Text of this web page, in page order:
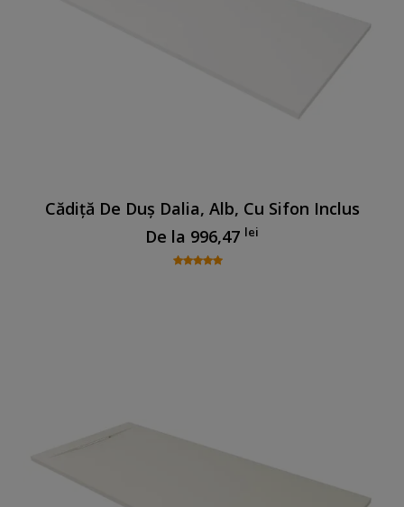
Cădiță De Duș Dalia, Alb, Cu Sifon Inclus
De la 996,47 lei